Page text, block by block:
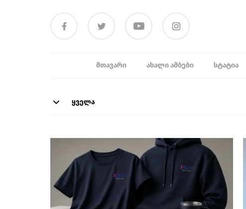
ᲛᲗᲐᲕᲐᲠᲘ ᲐᲮᲐᲚᲘ ᲐᲛᲑᲔᲑᲘ ᲡᲢᲐᲢᲘᲐ
ყველა